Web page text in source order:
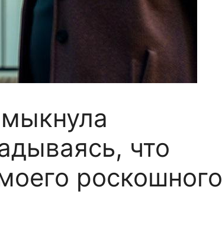
что
роскошного